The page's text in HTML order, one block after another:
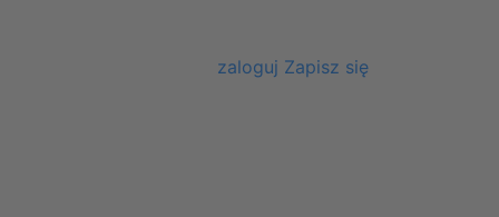
zaloguj Zapisz się